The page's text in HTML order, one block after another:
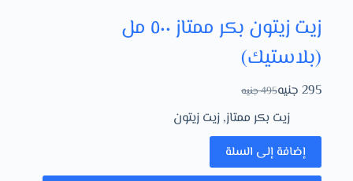
زيت زيتون بكر ممتاز ٥٠٠ مل
(بلاستيك)
495جنيه 295 جنيه
زيت بكر ممتاز, زيت زيتون
إضافة إلى السلة